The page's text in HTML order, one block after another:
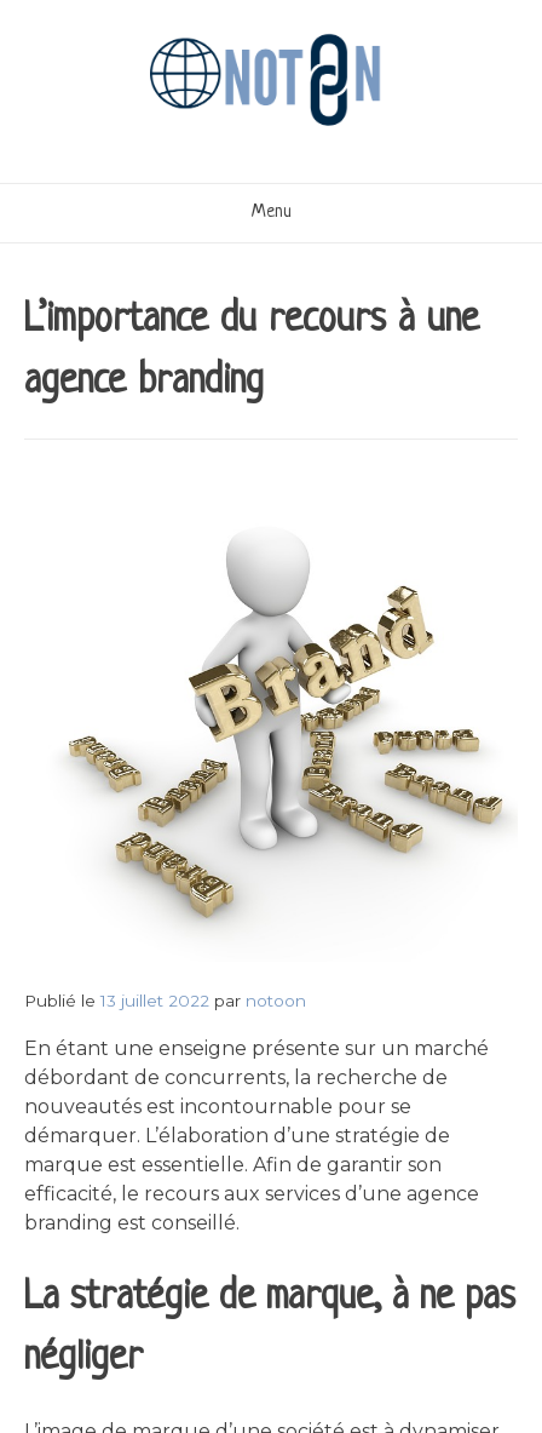
Menu
L’importance du recours à une
agence branding
Publié le13 juillet 2022 par notoon
En étant une enseigne présente sur un marché
débordant de concurrents, la recherche de
nouveautés est incontournable pour se
démarquer. L’élaboration d’une stratégie de
marque est essentielle. Afin de garantir son
efficacité, le recours aux services d’une agence
branding est conseillé.
La stratégie de marque, à ne pas
négliger